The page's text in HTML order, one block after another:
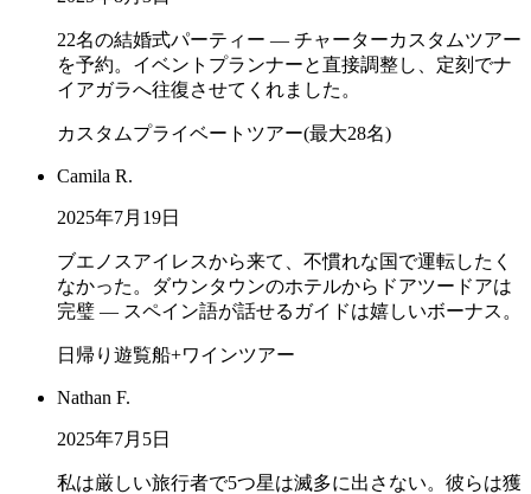
22名の結婚式パーティー — チャーターカスタムツアー
を予約。イベントプランナーと直接調整し、定刻でナ
イアガラへ往復させてくれました。
カスタムプライベートツアー(最大28名)
Camila R.
2025年7月19日
ブエノスアイレスから来て、不慣れな国で運転したく
なかった。ダウンタウンのホテルからドアツードアは
完璧 — スペイン語が話せるガイドは嬉しいボーナス。
日帰り遊覧船+ワインツアー
Nathan F.
2025年7月5日
私は厳しい旅行者で5つ星は滅多に出さない。彼らは獲